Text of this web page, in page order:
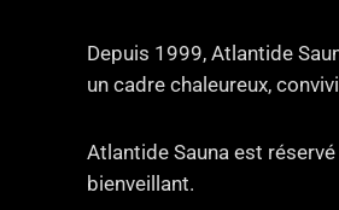
Depuis 1999, Atlantide
un cadre chaleureux,
Atlantide Sauna est
bienveillant.